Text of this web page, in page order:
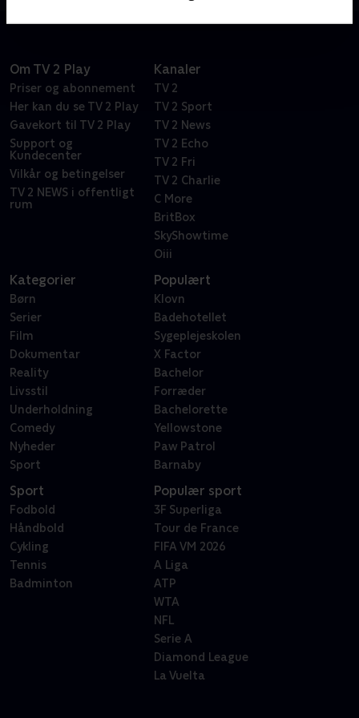
Om TV 2 Play
Priser og abonnement
Her kan du se TV 2 Play
Gavekort til TV 2 Play
Support og
Kundecenter
Vilkår og betingelser
TV 2 NEWS i offentligt
rum
Kanaler
TV 2
TV 2 Sport
TV 2 News
TV 2 Echo
TV 2 Fri
TV 2 Charlie
C More
BritBox
SkyShowtime
Oiii
Kategorier
Børn
Serier
Film
Dokumentar
Reality
Livsstil
Underholdning
Comedy
Nyheder
Sport
Populært
Klovn
Badehotellet
Sygeplejeskolen
X Factor
Bachelor
Forræder
Bachelorette
Yellowstone
Paw Patrol
Barnaby
Sport
Fodbold
Håndbold
Cykling
Tennis
Badminton
Populær sport
3F Superliga
Tour de France
FIFA VM 2026
A Liga
ATP
WTA
NFL
Serie A
Diamond League
La Vuelta